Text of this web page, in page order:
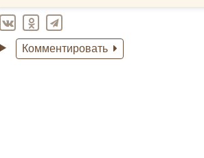
Комментировать